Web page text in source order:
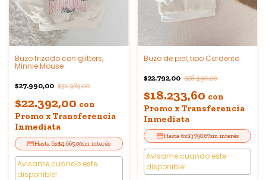
Buzo frizado con glitters,
Minnie Mouse
$27.990,00 $32.989,00
$22.392,00 con
Promo x Transferencia
Inmediata
6x$4.665,00sin interés
Avisame cuando este
disponible!
Buzo de piel, tipo Corderito
$22.792,00 $28.490,00
$18.233,60 con
Promo x Transferencia
Inmediata
6x$3.798,67sin interés
Avisame cuando este
disponible!